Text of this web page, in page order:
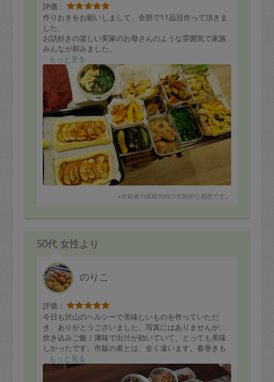
評価：
作りおきをお願いしまして、全部で11品目作って頂きま
した。
お話好きの楽しい実家のお母さんのような雰囲気で家族
みんなが和みました。
お料理の豆知識も楽しかったです。
うちにある食材を中心に使って頂けたのは有り難かった
どのお料理も優しいお味で美味しかったですが、中でも
アップルパイのりんごは砂糖で煮たものと薄くスライス
したものの2種類重ねており、見た目も味も美味しかった
です！
お時間が過ぎても、最後まで丁寧に片付けいただき助か
りました。
ありがとうございました。
もっと見る
※依頼者の依頼当時の主観的な感想です。
50代 女性より
のりこ
評価：
今日も沢山のヘルシーで美味しいものを作っていただ
き、ありがとうございました。写真にはありませんが、
炊き込みご飯！薄味で出汁が効いていて、とっても美味
しかったです。市販の素とは、全く違います。春巻きも
肉巻きも一工夫されていて、いつも楽しみです。肉じゃ
がは娘の大好物です。来週もよろしくお願いします。
もっと見る